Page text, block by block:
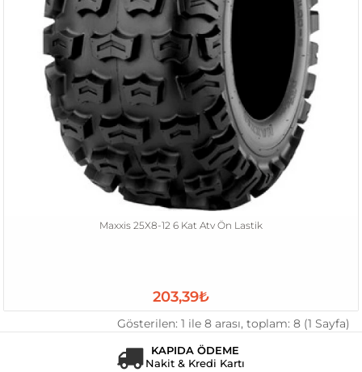
Maxxis 25X8-12 6 Kat Atv Ön Lastik
203,39₺
Gösterilen: 1 ile 8 arası, toplam: 8 (1 Sayfa)
KAPIDA ÖDEME
Nakit & Kredi Kartı